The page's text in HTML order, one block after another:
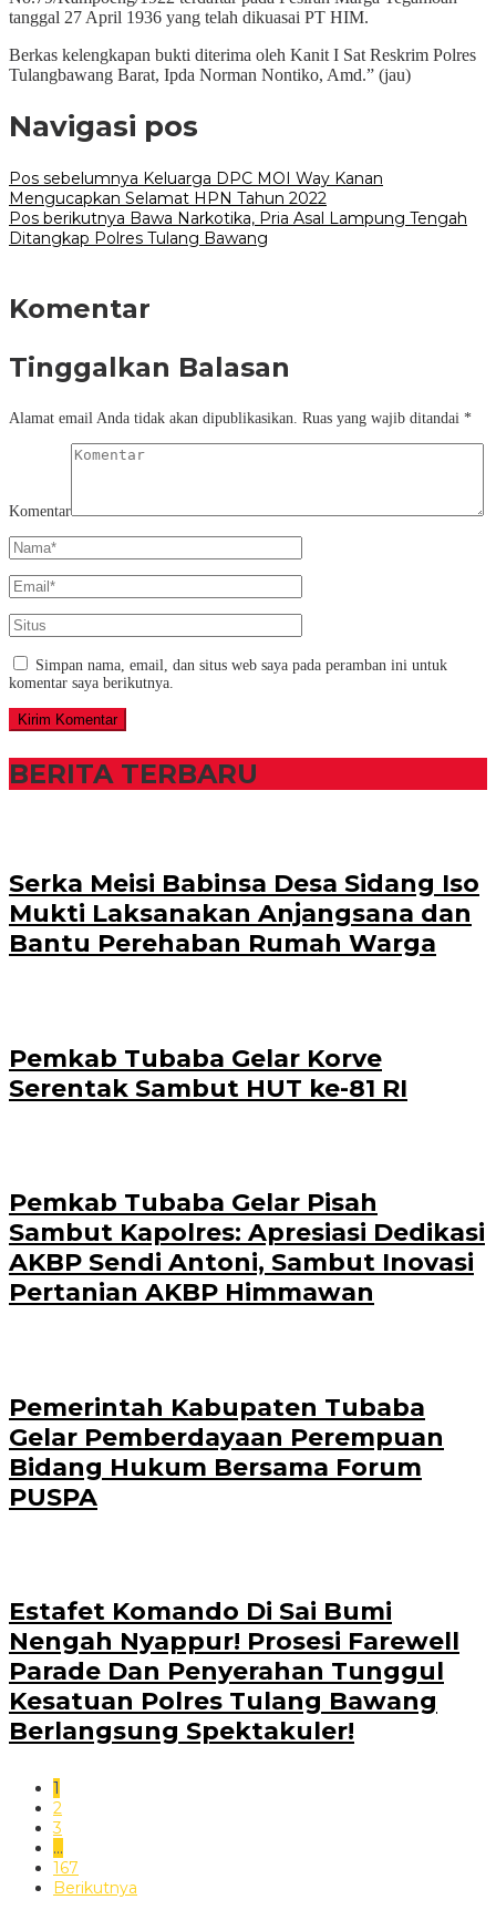
tanggal 27 April 1936 yang telah dikuasai PT HIM.
Berkas kelengkapan bukti diterima oleh Kanit I Sat Reskrim Polres
Tulangbawang Barat, Ipda Norman Nontiko, Amd.” (jau)
Navigasi pos
Pos sebelumnya Keluarga DPC MOI Way Kanan
Mengucapkan Selamat HPN Tahun 2022
Pos berikutnya Bawa Narkotika, Pria Asal Lampung Tengah
Ditangkap Polres Tulang Bawang
Komentar
Tinggalkan Balasan
Alamat email Anda tidak akan dipublikasikan. Ruas yang wajib ditandai *
Komentar
Simpan nama, email, dan situs web saya pada peramban ini untuk
komentar saya berikutnya.
BERITA TERBARU
Serka Meisi Babinsa Desa Sidang Iso
Mukti Laksanakan Anjangsana dan
Bantu Perehaban Rumah Warga
Pemkab Tubaba Gelar Korve
Serentak Sambut HUT ke-81 RI
Pemkab Tubaba Gelar Pisah
Sambut Kapolres: Apresiasi Dedikasi
AKBP Sendi Antoni, Sambut Inovasi
Pertanian AKBP Himmawan
Pemerintah Kabupaten Tubaba
Gelar Pemberdayaan Perempuan
Bidang Hukum Bersama Forum
PUSPA
Estafet Komando Di Sai Bumi
Nengah Nyappur! Prosesi Farewell
Parade Dan Penyerahan Tunggul
Kesatuan Polres Tulang Bawang
Berlangsung Spektakuler!
1
2
3
…
167
Berikutnya